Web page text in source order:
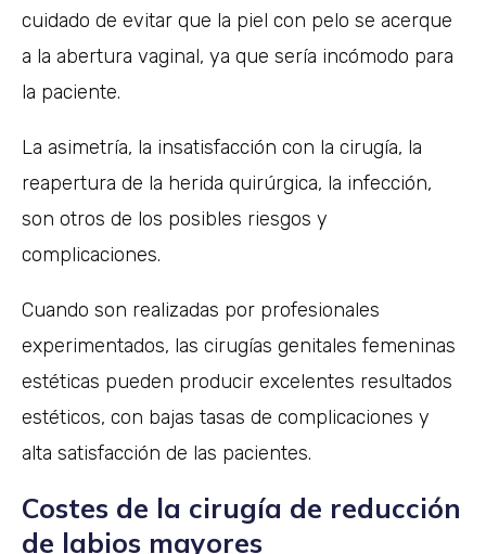
cuidado de evitar que la piel con pelo se acerque
a la abertura vaginal, ya que sería incómodo para
la paciente.
La asimetría, la insatisfacción con la cirugía, la
reapertura de la herida quirúrgica, la infección,
son otros de los posibles riesgos y
complicaciones.
Cuando son realizadas por profesionales
experimentados, las cirugías genitales femeninas
estéticas pueden producir excelentes resultados
estéticos, con bajas tasas de complicaciones y
alta satisfacción de las pacientes.
Costes de la cirugía de reducción
de labios mayores